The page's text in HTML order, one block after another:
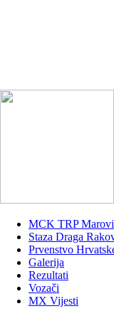
MCK TRP
Staza Draga
Prvenstvo
Galerija
Rezultati
Vozači
MX Vijesti